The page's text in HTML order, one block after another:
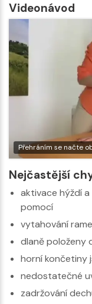
Videonávod
Přehráním se načte
Nejčastější
aktivace hýždí
pomocí
vytahování
dlaně položeny
horní končetiny
nedostatečné
zadržování